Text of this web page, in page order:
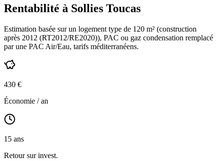
Rentabilité à Sollies Toucas
Estimation basée sur un logement type de 120 m² (construction
après 2012 (RT2012/RE2020)), PAC ou gaz condensation remplacé
par une PAC Air/Eau, tarifs méditerranéens.
430 €
Économie / an
15 ans
Retour sur invest.